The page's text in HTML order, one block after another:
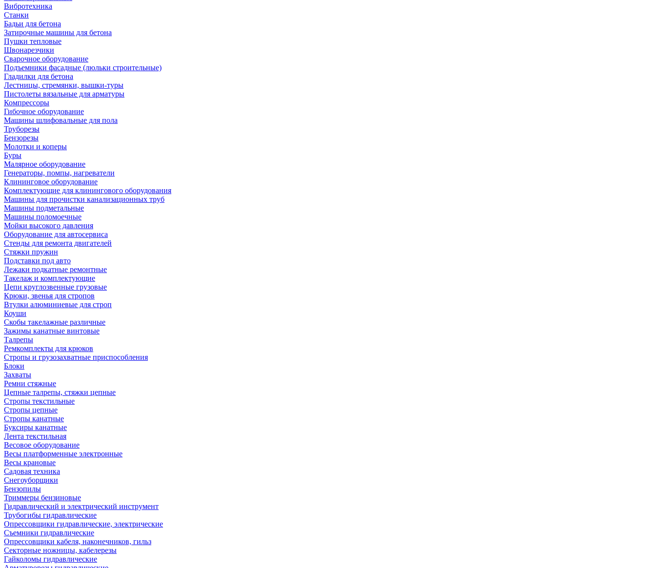
Вибротехника
Станки
Бадьи для бетона
Затирочные машины для бетона
Пушки тепловые
Швонарезчики
Сварочное оборудование
Подъемники фасадные (люльки строительные)
Гладилки для бетона
Лестницы, стремянки, вышки-туры
Пистолеты вязальные для арматуры
Компрессоры
Гибочное оборудование
Машины шлифовальные для пола
Труборезы
Бензорезы
Молотки и коперы
Буры
Малярное оборудование
Генераторы, помпы, нагреватели
Клининговое оборудование
Комплектующие для клинингового оборудования
Машины для прочистки канализационных труб
Машины подметальные
Машины поломоечные
Мойки высокого давления
Оборудование для автосервиса
Стенды для ремонта двигателей
Стяжки пружин
Подставки под авто
Лежаки подкатные ремонтные
Такелаж и комплектующие
Цепи круглозвенные грузовые
Крюки, звенья для стропов
Втулки алюминиевые для строп
Коуши
Скобы такелажные различные
Зажимы канатные винтовые
Талрепы
Ремкомплекты для крюков
Стропы и грузозахватные приспособления
Блоки
Захваты
Ремни стяжные
Цепные талрепы, стяжки цепные
Стропы текстильные
Стропы цепные
Стропы канатные
Буксиры канатные
Лента текстильная
Весовое оборудование
Весы платформенные электронные
Весы крановые
Садовая техника
Снегоуборщики
Бензопилы
Триммеры бензиновые
Гидравлический и электрический инструмент
Трубогибы гидравлические
Опрессовщики гидравлические, электрические
Съемники гидравлические
Опрессовщики кабеля, наконечников, гильз
Секторные ножницы, кабелерезы
Гайколомы гидравлические